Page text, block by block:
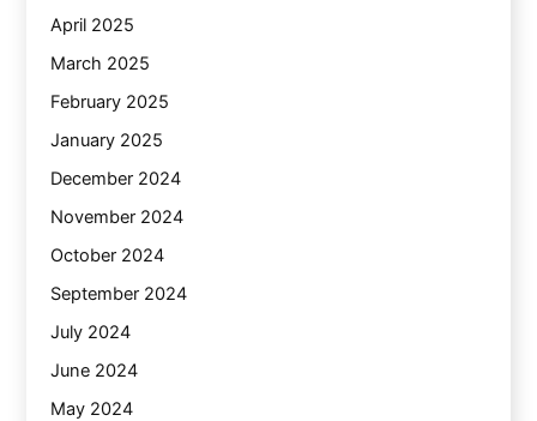
April 2025
March 2025
February 2025
January 2025
December 2024
November 2024
October 2024
September 2024
July 2024
June 2024
May 2024